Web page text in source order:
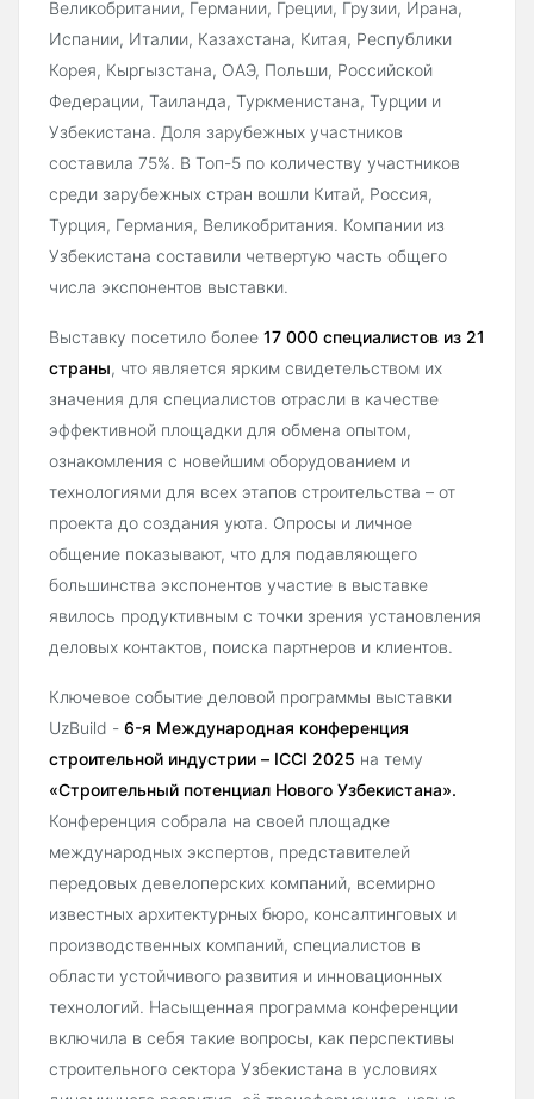
Великобритании, Германии, Греции, Грузии, Ирана,
Испании, Италии, Казахстана, Китая, Республики
Корея, Кыргызстана, ОАЭ, Польши, Российской
Федерации, Таиланда, Туркменистана, Турции и
Узбекистана. Доля зарубежных участников
составила 75%. В Топ-5 по количеству участников
среди зарубежных стран вошли Китай, Россия,
Турция, Германия, Великобритания. Компании из
Узбекистана составили четвертую часть общего
числа экспонентов выставки.
Выставку посетило более 17 000 специалистов из 21
страны, что является ярким свидетельством их
значения для специалистов отрасли в качестве
эффективной площадки для обмена опытом,
ознакомления с новейшим оборудованием и
технологиями для всех этапов строительства – от
проекта до создания уюта. Опросы и личное
общение показывают, что для подавляющего
большинства экспонентов участие в выставке
явилось продуктивным с точки зрения установления
деловых контактов, поиска партнеров и клиентов.
Ключевое событие деловой программы выставки
UzBuild - 6-я Международная конференция
строительной индустрии – ICCI 2025 на тему
«Строительный потенциал Нового Узбекистана».
Конференция собрала на своей площадке
международных экспертов, представителей
передовых девелоперских компаний, всемирно
известных архитектурных бюро, консалтинговых и
производственных компаний, специалистов в
области устойчивого развития и инновационных
технологий. Насыщенная программа конференции
включила в себя такие вопросы, как перспективы
строительного сектора Узбекистана в условиях